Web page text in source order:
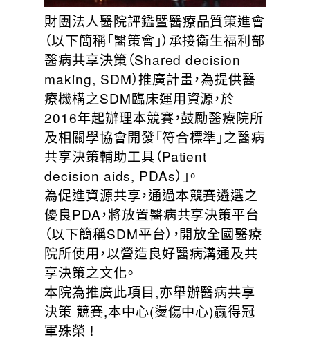
財團法人醫院評鑑暨醫療品質策進會
（以下簡稱「醫策會」）承接衛生福利部
醫病共享決策（Shared decision
making, SDM）推廣計畫，為提供醫
療機構之SDM臨床運用資源，於
2016年起辦理本競賽，鼓勵醫療院所
及相關學協會開發「符合標準」之醫病
共享決策輔助工具（Patient
decision aids, PDAs）」。
為促進資源共享，通過本競賽遴選之
優良PDA，將放置醫病共享決策平台
（以下簡稱SDM平台），開放全國醫療
院所使用，以營造良好醫病溝通及共
享決策之文化。
本院為推廣此項目,亦舉辦醫病共享
決策 競賽,本中心(燙傷中心)贏得冠
軍殊榮 !